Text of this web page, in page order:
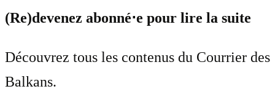
(Re)devenez abonné⋅e pour lire la suite
Découvrez tous les contenus du Courrier des
Balkans.